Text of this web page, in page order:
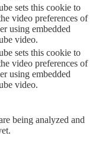
sets this cookie to
video preferences of
using embedded
video.
sets this cookie to
video preferences of
using embedded
video.
being analyzed and